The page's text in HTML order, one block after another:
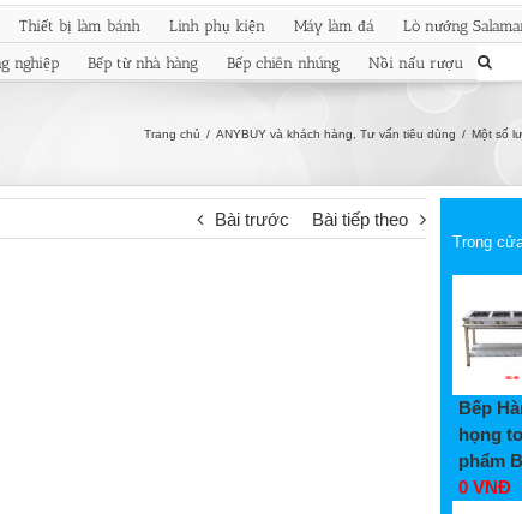
kiếm
cho:
Thiết bị làm bánh Linh phụ kiện Máy làm đá Lò nướng
nghiệp Bếp từ nhà hàng Bếp chiên nhúng Nồi nấu rượu
Trang chủ / ANYBUY và khách hàng Tư vấn tiêu dùng / Một số
Bài trước Bài tiếp theo
Trong
Bếp
họng
phẩm
0 VNĐ